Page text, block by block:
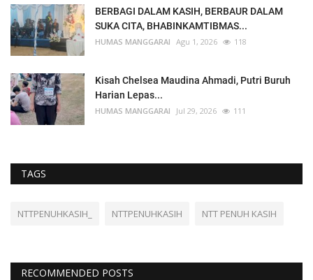
BERBAGI DALAM KASIH, BERBAUR DALAM
SUKA CITA, BHABINKAMTIBMAS...
HUMAS MANGGARAI Agu 1, 2026 118
Kisah Chelsea Maudina Ahmadi, Putri Buruh
Harian Lepas...
HUMAS MANGGARAI Jul 29, 2026 111
TAGS
NTTPENUHKASIH_ NTTPENUHKASIH NTT PENUH KASIH
RECOMMENDED POSTS